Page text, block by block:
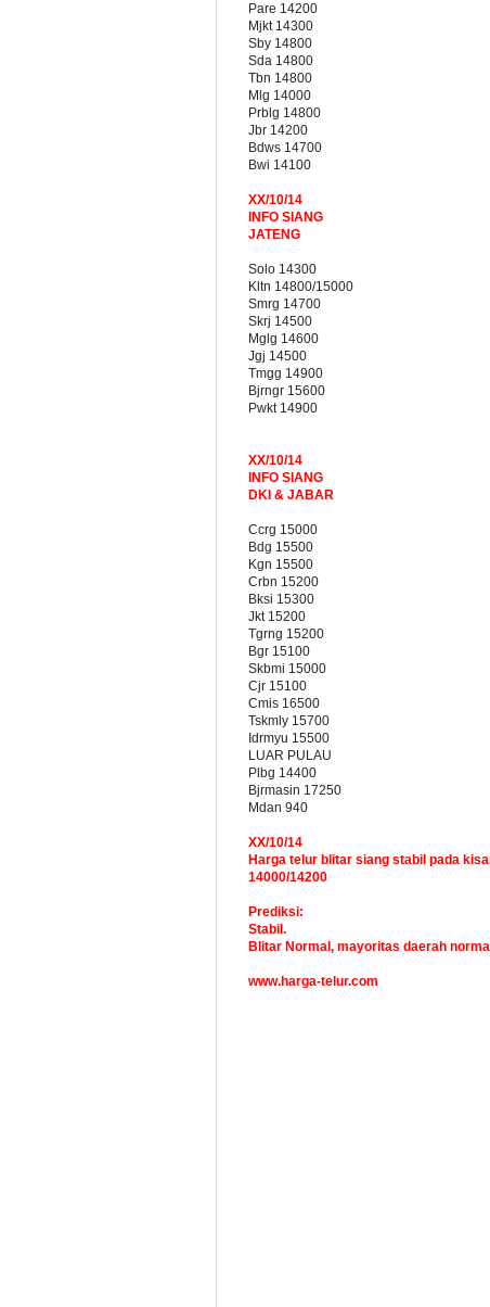
Pare 14200
Mjkt 14300
Sby 14800
Sda 14800
Tbn 14800
Mlg 14000
Prblg 14800
Jbr 14200
Bdws 14700
Bwi 14100
XX/10/14
INFO SIANG
JATENG
Solo 14300
Kltn 14800/15000
Smrg 14700
Skrj 14500
Mglg 14600
Jgj 14500
Tmgg 14900
Bjrngr 15600
Pwkt 14900
XX/10/14
INFO SIANG
DKI & JABAR
Ccrg 15000
Bdg 15500
Kgn 15500
Crbn 15200
Bksi 15300
Jkt 15200
Tgrng 15200
Bgr 15100
Skbmi 15000
Cjr 15100
Cmis 16500
Tskmly 15700
Idrmyu 15500
LUAR PULAU
Plbg 14400
Bjrmasin 17250
Mdan 940
XX/10/14
Harga telur blitar siang stabil pada
14000/14200
Prediksi:
Stabil.
Blitar Normal, mayoritas daerah normal
www.harga-telur.com